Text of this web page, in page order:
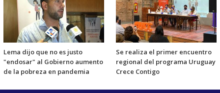
Lema dijo que no es justo
"endosar" al Gobierno aumento
de la pobreza en pandemia
Se realiza el primer encuentro
regional del programa Uruguay
Crece Contigo